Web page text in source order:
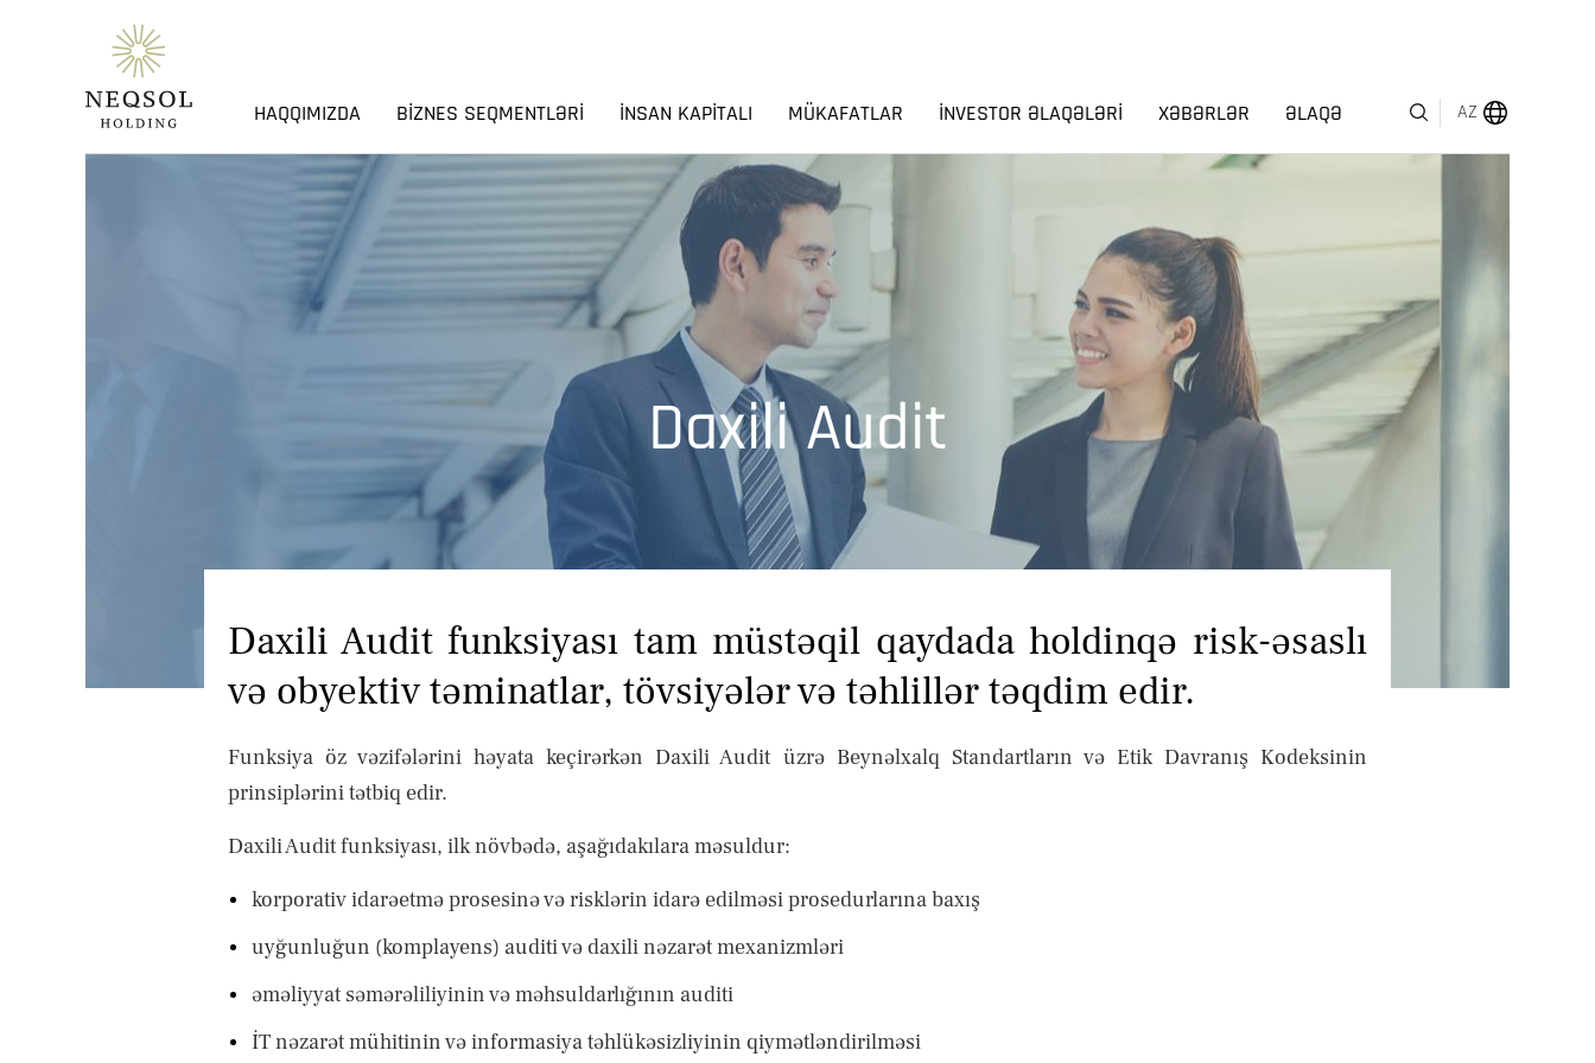
HAQQIMIZDA BIZNES SEQMENTLƏRI İNSAN KAPITALI MÜKAFATLAR İNVESTOR ƏLAQƏLƏRI XƏBƏRLƏR ƏLAQƏ AZ
Daxili Audit
Daxili Audit funksiyası tam müstəqil qaydada holdinqə risk-əsaslı
və obyektiv təminatlar, tövsiyələr və təhlillər təqdim edir.
Funksiya öz vəzifələrini həyata keçirərkən Daxili Audit üzrə Beynəlxalq Standartların və Etik Davranış Kodeksinin
prinsiplərini tətbiq edir.
Daxili Audit funksiyası, ilk növbədə, aşağıdakılara məsuldur:
korporativ idarəetmə prosesinə və risklərin idarə edilməsi prosedurlarına baxış
uyğunluğun (komplayens) auditi və daxili nəzarət mexanizmləri
əməliyyat səmərəliliyinin və məhsuldarlığının auditi
İT nəzarət mühitinin və informasiya təhlükəsizliyinin qiymətləndirilməsi
MENYU
HAQQIMIZDA
BIZNES SEQMENTLƏRI
İNSAN KAPITALI
İNVESTOR ƏLAQƏLƏRI